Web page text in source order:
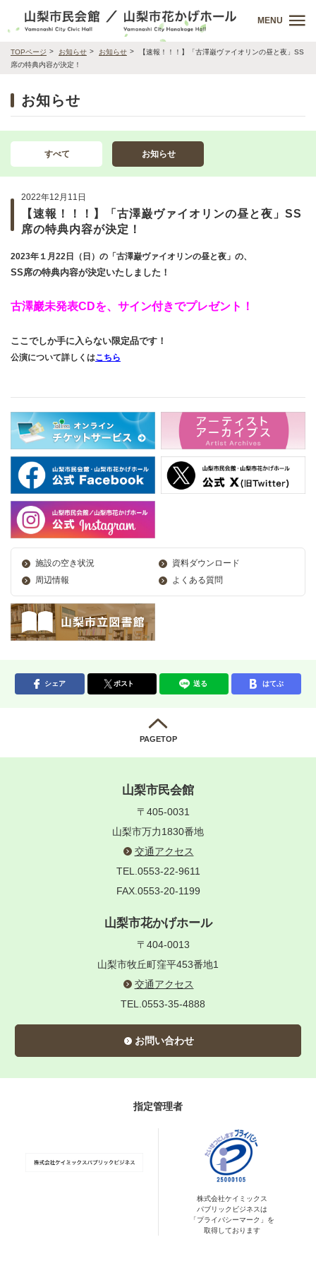
MENU
TOPページ お知らせ お知らせ
【速報！！！】「古澤巌ヴァイオリンの昼と夜」SS
席の特典内容が決定！
お知らせ
すべて お知らせ
2022年12月11日
【速報！！！】「古澤巌ヴァイオリンの昼と夜」SS
席の特典内容が決定！
2023年１月22日（日）の「古澤巌ヴァイオリンの昼と夜」の、
SS席の特典内容が決定いたしました！
古澤巖未発表CDを、サイン付きでプレゼント！
ここでしか手に入らない限定品です！
公演について詳しくはこちら
施設の空き状況
資料ダウンロード
周辺情報
よくある質問
シェア ポスト 送る はてぶ
PAGETOP
山梨市民会館
〒405-0031
山梨市万力1830番地
交通アクセス
TEL.0553-22-9611
FAX.0553-20-1199
山梨市花かげホール
〒404-0013
山梨市牧丘町窪平453番地1
交通アクセス
TEL.0553-35-4888
お問い合わせ
指定管理者
株式会社ケイミックス
パブリックビジネスは
「プライバシーマーク」を
取得しております